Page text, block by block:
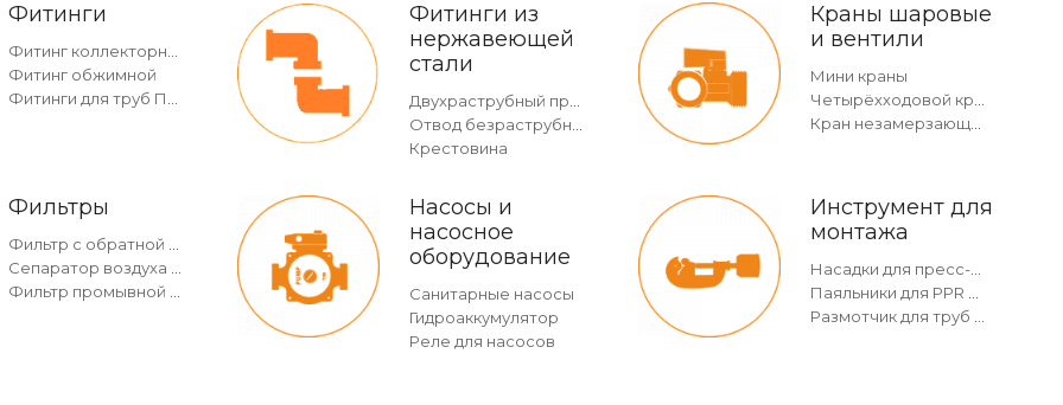
Фитинги
Фитинг обжимной
Фитинги из
нержавеющей
стали
Крестовина
Краны шаровые
и вентили
Мини краны
Фильтры
Насосы и
насосное
оборудование
Санитарные насосы
Гидроаккумулятор
Реле для насосов
Инструмент для
монтажа